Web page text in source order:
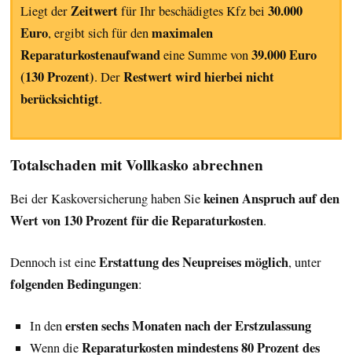
Liegt derZeitwertfür Ihr beschädigtes Kfz bei 30.000
Euro, ergibt sich für denmaximalen
Reparaturkostenaufwandeine Summe von39.000 Euro
(130 Prozent). DerRestwert wird hierbei nicht
berücksichtigt.
Totalschaden mit Vollkasko abrechnen
Bei der Kaskoversicherung haben Siekeinen Anspruch auf den
Wert von 130 Prozent für die Reparaturkosten.
Dennoch ist eineErstattung des Neupreises möglich, unter
folgenden Bedingungen:
In denersten sechs Monaten nach der Erstzulassung
Wenn dieReparaturkosten mindestens 80 Prozent des